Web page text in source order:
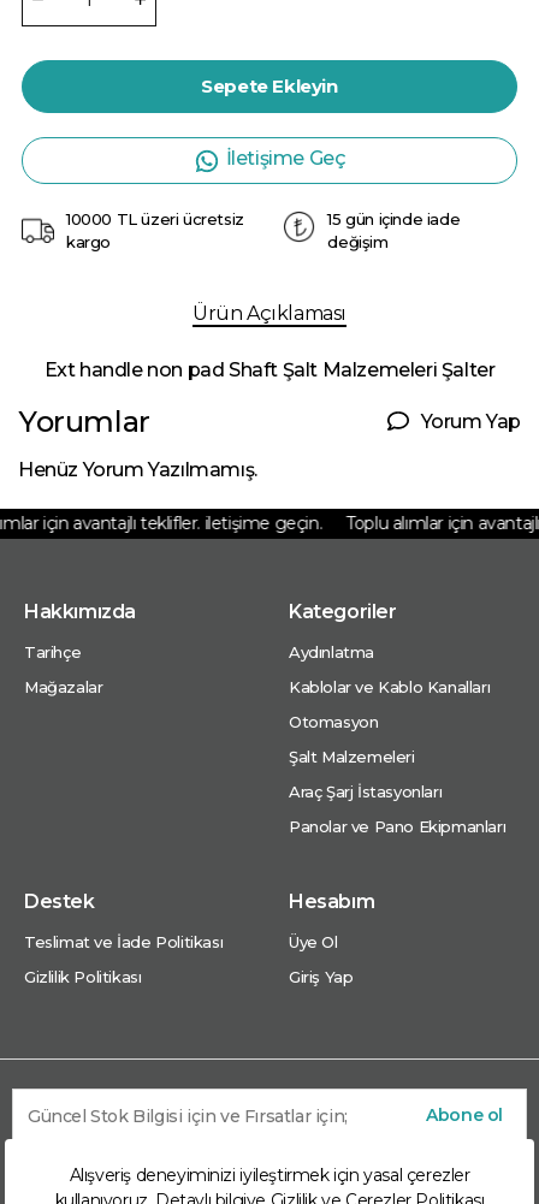
Alışveriş deneyiminizi iyileştirmek için yasal çerezler
Sepete Ekleyin
İletişime Geç
10000 TL üzeri ücretsiz
kargo
15 gün içinde iade
değişim
Ürün Açıklaması
Ext handle non pad Shaft Şalt Malzemeleri Şalter
Yorumlar Yorum Yap
Henüz Yorum Yazılmamış.
için avantajlı teklifler. iletişime geçin. Toplu alımlar için
Hakkımızda
Tarihçe
Mağazalar
Kategoriler
Aydınlatma
Kablolar ve Kablo Kanalları
Otomasyon
Şalt Malzemeleri
Araç Şarj İstasyonları
Panolar ve Pano Ekipmanları
Destek
Teslimat ve İade Politikası
Gizlilik Politikası
Hesabım
Üye Ol
Giriş Yap
Abone ol